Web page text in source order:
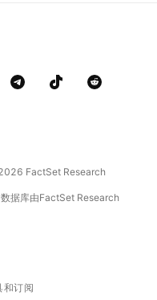
FactSet Research
据库由FactSet Research
和订阅